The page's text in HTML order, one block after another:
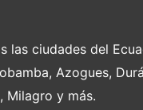
ciudades del
Azogues,
Milagro y más.